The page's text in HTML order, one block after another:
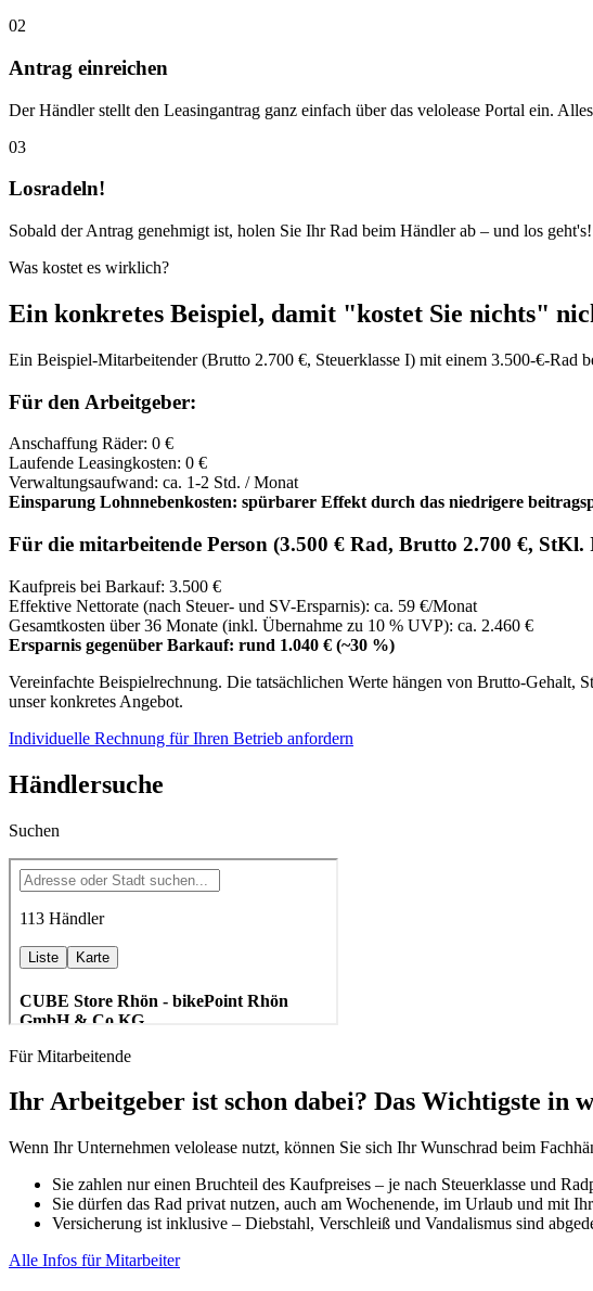
02
Antrag einreichen
Der Händler stellt den Leasingantrag ganz einfach über das velolease Portal ein.
03
Losradeln!
Sobald der Antrag genehmigt ist, holen Sie Ihr Rad beim Händler ab – und los geht's!
Was kostet es wirklich?
Ein konkretes Beispiel, damit "kostet Sie nichts"
Ein Beispiel-Mitarbeitender (Brutto 2.700 €, Steuerklasse I) mit einem 3.500-€-Rad
Für den Arbeitgeber:
Anschaffung Räder: 0 €
Laufende Leasingkosten: 0 €
Verwaltungsaufwand: ca. 1-2 Std. / Monat
Einsparung Lohnnebenkosten: spürbarer Effekt durch das niedrigere
Für die mitarbeitende Person (3.500 € Rad, Brutto 2.700 €, StKl.
Kaufpreis bei Barkauf: 3.500 €
Effektive Nettorate (nach Steuer- und SV-Ersparnis): ca. 59 €/Monat
Gesamtkosten über 36 Monate (inkl. Übernahme zu 10 % UVP): ca. 2.460 €
Ersparnis gegenüber Barkauf: rund 1.040 € (~30 %)
Vereinfachte Beispielrechnung. Die tatsächlichen Werte hängen von Brutto-Gehalt,
unser konkretes Angebot.
Individuelle Rechnung für Ihren Betrieb anfordern
Händlersuche
Suchen
Für Mitarbeitende
Ihr Arbeitgeber ist schon dabei? Das Wichtigste in
Wenn Ihr Unternehmen velolease nutzt, können Sie sich Ihr Wunschrad beim
Sie zahlen nur einen Bruchteil des Kaufpreises – je nach Steuerklasse und
Sie dürfen das Rad privat nutzen, auch am Wochenende, im Urlaub und mit
Versicherung ist inklusive – Diebstahl, Verschleiß und Vandalismus sind
Alle Infos für Mitarbeiter